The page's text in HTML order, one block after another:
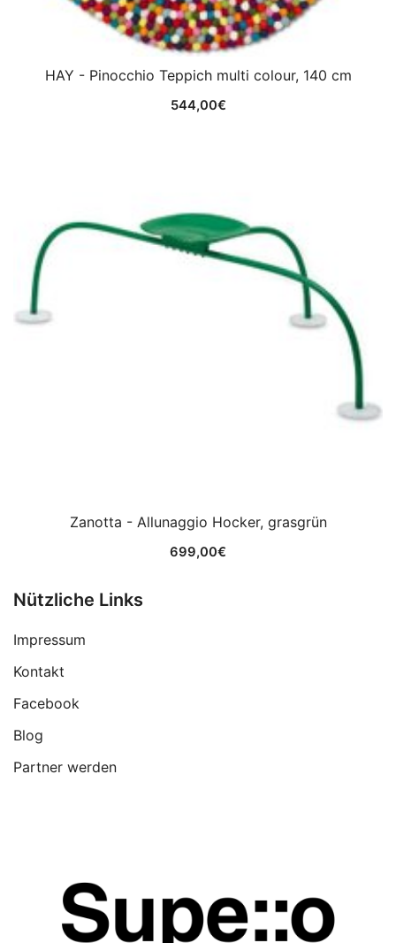
HAY - Pinocchio Teppich multi colour, 140 cm
544,00€
Zanotta - Allunaggio Hocker, grasgrün
699,00€
Nützliche Links
Impressum
Kontakt
Facebook
Blog
Partner werden